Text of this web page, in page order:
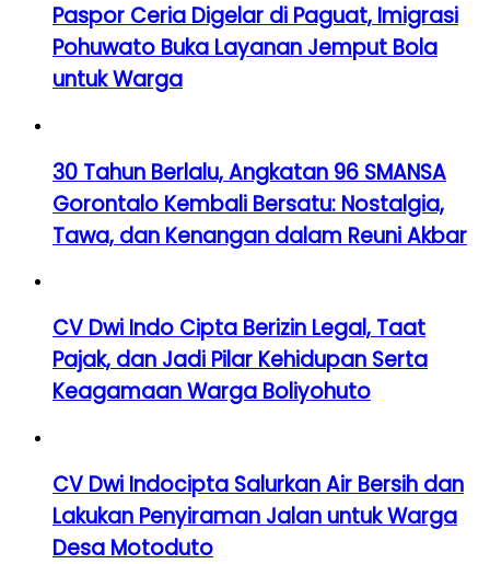
Paspor Ceria Digelar di Paguat, Imigrasi
Pohuwato Buka Layanan Jemput Bola
untuk Warga
30 Tahun Berlalu, Angkatan 96 SMANSA
Gorontalo Kembali Bersatu: Nostalgia,
Tawa, dan Kenangan dalam Reuni Akbar
CV Dwi Indo Cipta Berizin Legal, Taat
Pajak, dan Jadi Pilar Kehidupan Serta
Keagamaan Warga Boliyohuto
CV Dwi Indocipta Salurkan Air Bersih dan
Lakukan Penyiraman Jalan untuk Warga
Desa Motoduto